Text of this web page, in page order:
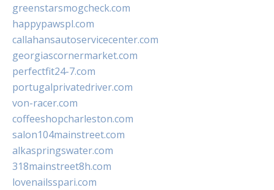
greenstarsmogcheck.com
happypawspl.com
callahansautoservicecenter.com
georgiascornermarket.com
perfectfit24-7.com
portugalprivatedriver.com
von-racer.com
coffeeshopcharleston.com
salon104mainstreet.com
alkaspringswater.com
318mainstreet8h.com
lovenailsspari.com